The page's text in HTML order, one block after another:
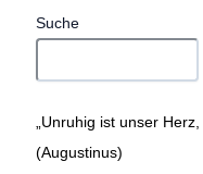
Suche
„Unruhig ist unser
(Augustinus)